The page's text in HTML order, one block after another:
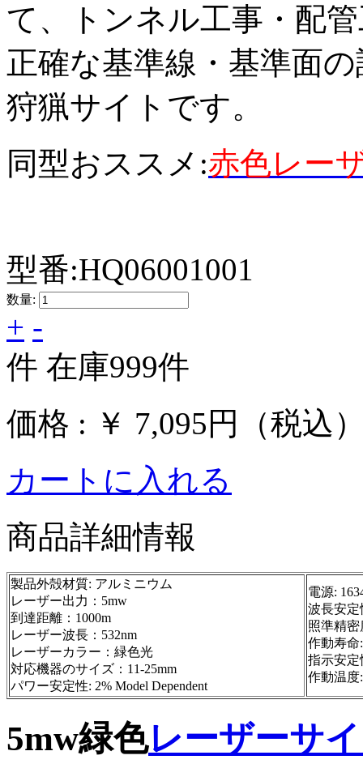
て、トンネル工事・配
正確な基準線・基準面
狩猟サイトです。
同型おススメ:赤色レー
型番:HQ06001001
数量:
+ -
件 在庫999件
価格 : ￥ 7,095円
（税込
カートに入れる
商品詳細情報
製品外殻材質: アルミニウム
レーザー出力：5mw
到達距離：1000m
レーザー波長：532nm
レーザーカラー：緑色光
対応機器のサイズ：11-25mm
パワー安定性: 2% Model Dependent
電源:
波長安定
照準精密
作動寿命
指示安定
作動温度:
5mw緑色レーザーサ